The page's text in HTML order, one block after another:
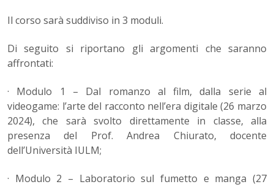
Il corso sarà suddiviso in 3 moduli.
Di seguito si riportano gli argomenti che saranno
affrontati:
· Modulo 1 – Dal romanzo al film, dalla serie al
videogame: l’arte del racconto nell’era digitale (26 marzo
2024), che sarà svolto direttamente in classe, alla
presenza del Prof. Andrea Chiurato, docente
dell’Università IULM;
· Modulo 2 – Laboratorio sul fumetto e manga (27